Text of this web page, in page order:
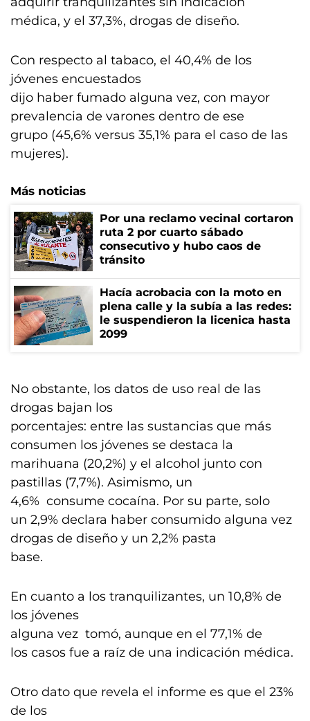
médica, y el 37,3%, drogas de diseño.
Con respecto al tabaco, el 40,4% de los
jóvenes encuestados
dijo haber fumado alguna vez, con mayor
prevalencia de varones dentro de ese
grupo (45,6% versus 35,1% para el caso de las
mujeres).
Más noticias
Por una reclamo vecinal cortaron
ruta 2 por cuarto sábado
consecutivo y hubo caos de
tránsito
Hacía acrobacia con la moto en
plena calle y la subía a las redes:
le suspendieron la licenica hasta
2099
No obstante, los datos de uso real de las
drogas bajan los
porcentajes: entre las sustancias que más
consumen los jóvenes se destaca la
marihuana (20,2%) y el alcohol junto con
pastillas (7,7%). Asimismo, un
4,6% consume cocaína. Por su parte, solo
un 2,9% declara haber consumido alguna vez
drogas de diseño y un 2,2% pasta
base.
En cuanto a los tranquilizantes, un 10,8% de
los jóvenes
alguna vez tomó, aunque en el 77,1% de
los casos fue a raíz de una indicación médica.
Otro dato que revela el informe es que el 23%
de los